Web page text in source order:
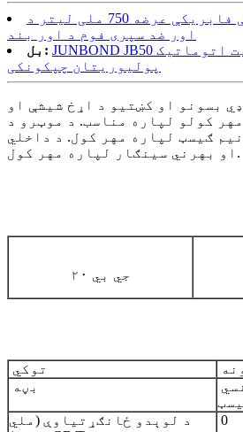
د غوره درجې فابریکې عرضه 750 ملی لیتر د
اور ضد سپری فوم د اور بند
بل: JUNBOND JB50 د لوړ فعالیت اتوماتیک
پولیوریتان چپکونکی
بسونو او کښتیو د اړخ شیشې او
کولو لپاره مناسب. د موټرو د
ګیسټ لپاره مهر کول. د داخلي
او بهرني سینګار لپاره مهر کول.
جي بي ۲۰
توکي
بڼه
د لوېدو ځانګړتیاوې (ملي
0